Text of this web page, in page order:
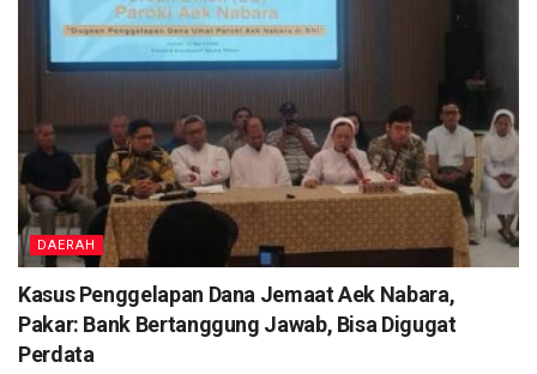
DAERAH
Kasus Penggelapan Dana Jemaat Aek Nabara,
Pakar: Bank Bertanggung Jawab, Bisa Digugat
Perdata